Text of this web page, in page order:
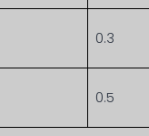
0.3
0.5